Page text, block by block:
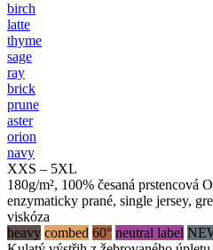
birch
latte
thyme
sage
ray
brick
prune
aster
orion
navy
XXS – 5XL
180g/m², 100% česaná prstencová
enzymaticky prané, single jersey,
viskóza
heavy combed 60° neutral label